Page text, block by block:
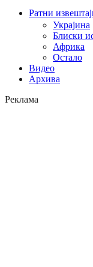
Ратни
Украјина
Блиски
Африка
Остало
Видео
Архива
Реклама